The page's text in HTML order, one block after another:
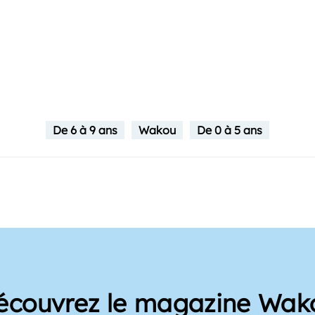
De 6 à 9 ans Wakou De 0 à 5 ans
le magazine